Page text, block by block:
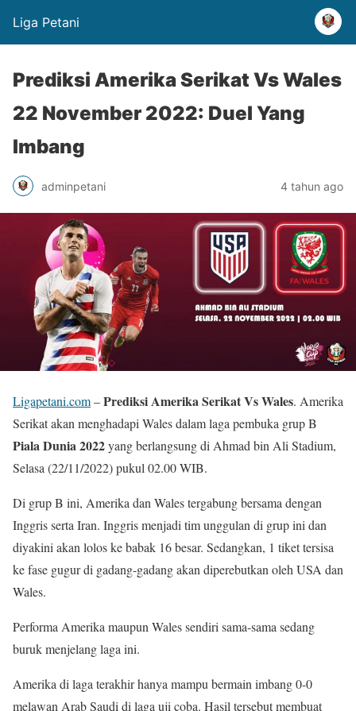
Liga Petani
Prediksi Amerika Serikat Vs Wales
22 November 2022: Duel Yang
Imbang
adminpetani 4 tahun ago
Ligapetani.com–Prediksi Amerika Serikat Vs Wales. Amerika
Serikat akan menghadapi Wales dalam laga pembuka grup B
Piala Dunia 2022yang berlangsung di Ahmad bin Ali Stadium,
Selasa (22/11/2022) pukul 02.00 WIB.
Di grup B ini, Amerika dan Wales tergabung bersama dengan
Inggris serta Iran. Inggris menjadi tim unggulan di grup ini dan
diyakini akan lolos ke babak 16 besar. Sedangkan, 1 tiket tersisa
ke fase gugur di gadang-gadang akan diperebutkan oleh USA dan
Wales.
Performa Amerika maupun Wales sendiri sama-sama sedang
buruk menjelang laga ini.
Amerika di laga terakhir hanya mampu bermain imbang 0-0
melawan Arab Saudi di laga uji coba. Hasil tersebut membuat